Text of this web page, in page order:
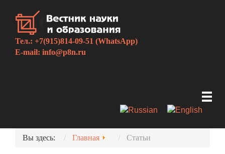
Тел.: +7(915)814-09-51 (WhatsApp)
E-mail: info@p8n.ru
Вы здесь: Главная Статьи